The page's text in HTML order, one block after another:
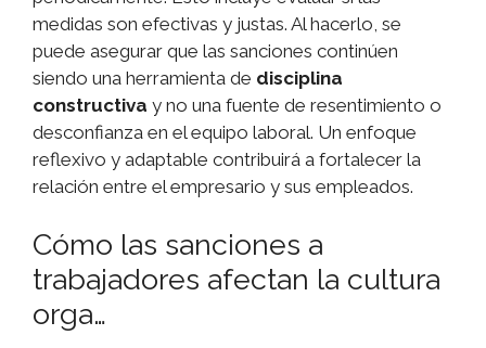
medidas son efectivas y justas. Al hacerlo, se
puede asegurar que las sanciones continúen
siendo una herramienta de disciplina
constructiva y no una fuente de resentimiento o
desconfianza en el equipo laboral. Un enfoque
reflexivo y adaptable contribuirá a fortalecer la
relación entre el empresario y sus empleados.
Cómo las sanciones a
trabajadores afectan la cultura
orga…